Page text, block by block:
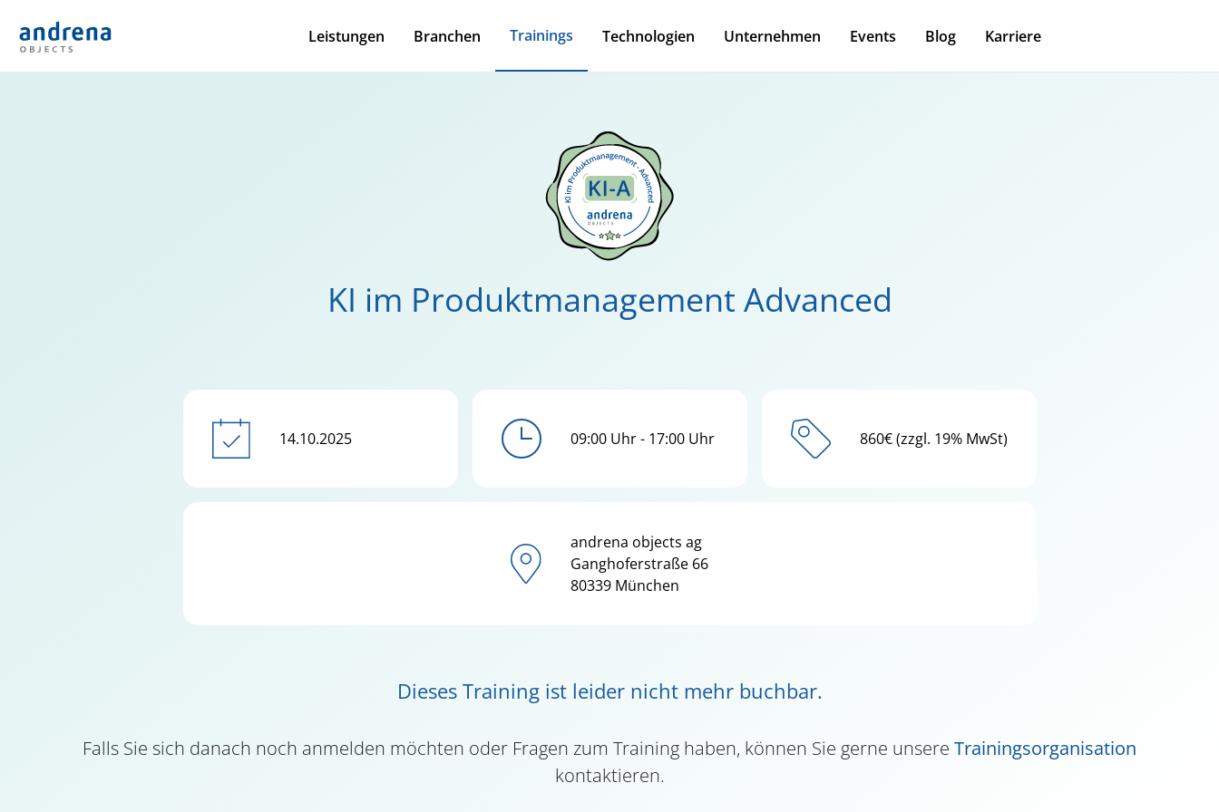
Leistungen Branchen Trainings Technologien Unternehmen Events Blog Karriere
KI im Produktmanagement Advanced
14.10.2025 09:00 Uhr - 17:00 Uhr 860€ (zzgl. 19% MwSt)
andrena objects ag
Ganghoferstraße 66
80339 München
Dieses Training ist leider nicht mehr buchbar.
Falls Sie sich danach noch anmelden möchten oder Fragen zum Training haben, können Sie gerne unsere Trainingsorganisation
kontaktieren.